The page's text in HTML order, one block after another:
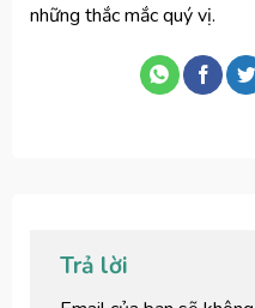
những thắc mắc quý vị.
Trả lời